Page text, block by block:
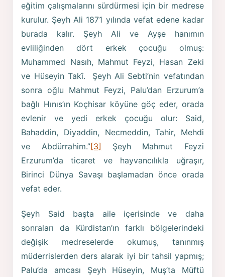
eğitim çalışmalarını sürdürmesi için bir medrese
kurulur. Şeyh Ali 1871 yılında vefat edene kadar
burada kalır. Şeyh Ali ve Ayşe hanımın
evliliğinden dört erkek çocuğu olmuş:
Muhammed Nasıh, Mahmut Feyzi, Hasan Zeki
ve Hüseyin Takî. Şeyh Ali Sebti’nin vefatından
sonra oğlu Mahmut Feyzi, Palu’dan Erzurum’a
bağlı Hınıs’ın Koçhisar köyüne göç eder, orada
evlenir ve yedi erkek çocuğu olur: Said,
Bahaddin, Diyaddin, Necmeddin, Tahir, Mehdi
ve Abdürrahim.”[3]
Şeyh Mahmut Feyzi
Erzurum’da ticaret ve hayvancılıkla uğraşır,
Birinci Dünya Savaşı başlamadan önce orada
vefat eder.
Şeyh Said başta aile içerisinde ve daha
sonraları da Kürdistan’ın farklı bölgelerindeki
değişik medreselerde okumuş, tanınmış
müderrislerden ders alarak iyi bir tahsil yapmış;
Palu’da amcası Şeyh Hüseyin, Muş’ta Müftü